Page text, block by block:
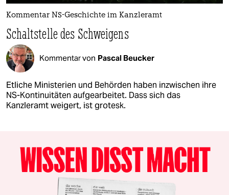
Kommentar NS-Geschichte im Kanzleramt
Schaltstelle des Schweigens
Kommentar von Pascal Beucker
Etliche Ministerien und Behörden haben inzwischen ihre
NS-Kontinuitäten aufgearbeitet. Dass sich das
Kanzleramt weigert, ist grotesk.